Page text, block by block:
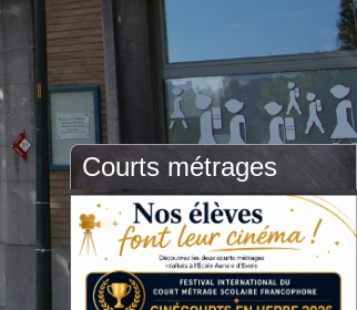
Courts métrages